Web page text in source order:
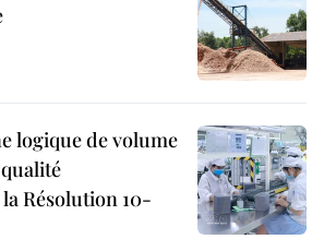
logique de volume
Résolution 10-